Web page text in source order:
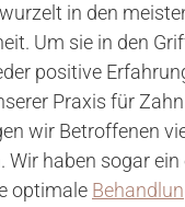
in den
Um sie in den
positive
Praxis für
wir Betroffenen
haben sogar ein
optimale